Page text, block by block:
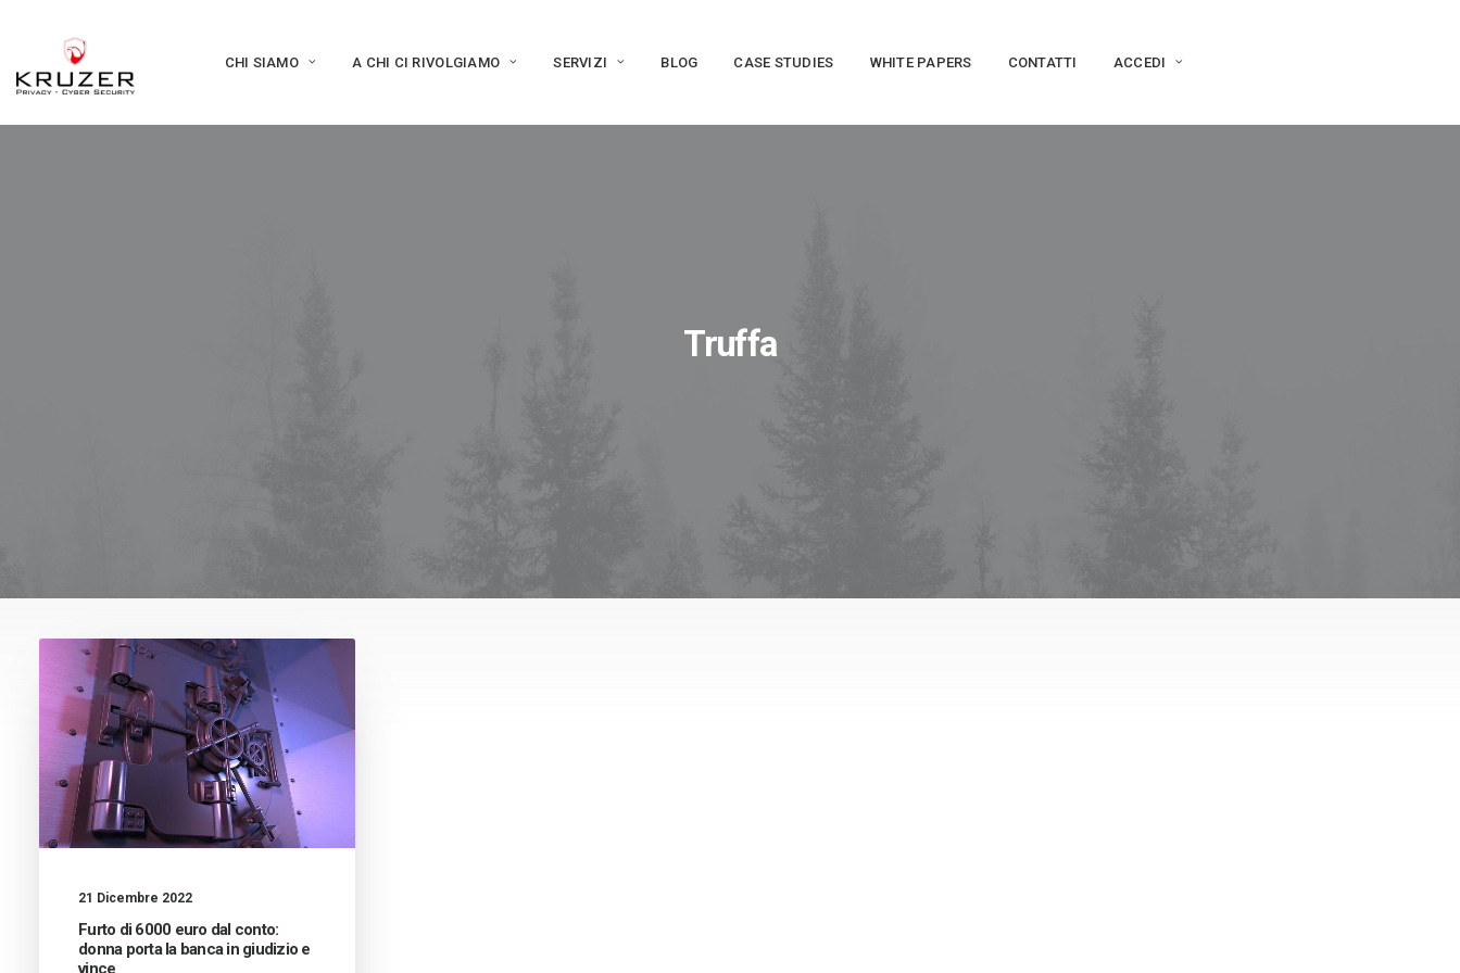
CHI SIAMO A CHI CI RIVOLGIAMO SERVIZI BLOG CASE STUDIES WHITE PAPERS CONTATTI ACCEDI
Truffa
21 Dicembre 2022
Furto di 6000 euro dal conto:
donna porta la banca in giudizio e
vince